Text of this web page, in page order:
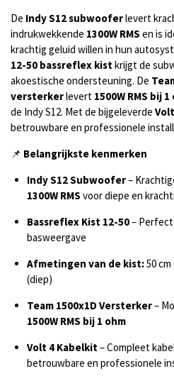
De Indy S12 subwooferlevert
indrukwekkende 1300W RMS en is
krachtig geluid willen in hun
12-50 bassreflex kistkrijgt de
akoestische ondersteuning. De
versterkerlevert 1500W RMS bij 1
de Indy S12. Met de bijgeleverde
betrouwbare en professionele
📌 Belangrijkste kenmerken
Indy S12 Subwoofer–
1300W RMS voor diepe en
Bassreflex Kist 12-50– Perfect
basweergave
Afmetingen van de kist:50 cm
(diep)
Team 1500x1D Versterker–
1500W RMS bij 1 ohm
Volt 4 Kabelkit– Compleet
betrouwbare en professionele